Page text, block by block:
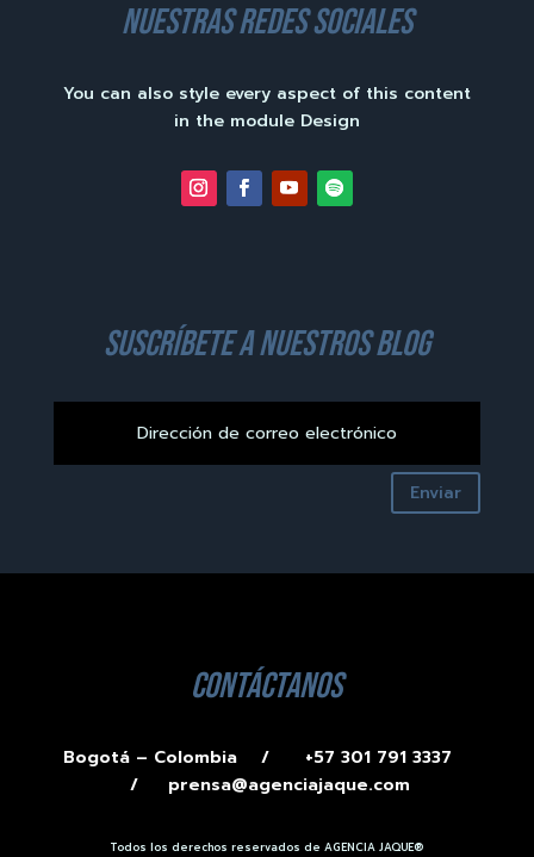
nuestras redes sociales
You can also style every aspect of this content
in the module Design
suscríbete a nuestros blog
Enviar
contáctanos
Bogotá – Colombia /
+57 301 791 3337
/ prensa@agenciajaque.com
Todos los derechos reservados de AGENCIA JAQUE®